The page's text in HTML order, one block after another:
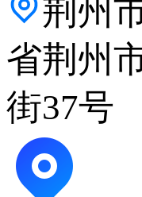
荆州
省荆州
街37号